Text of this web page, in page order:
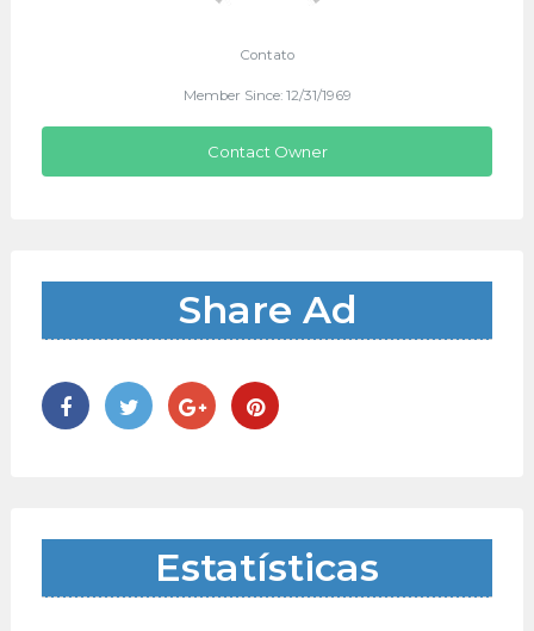
Contato
Member Since: 12/31/1969
Contact Owner
Share Ad
Estatísticas